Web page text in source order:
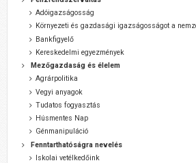
Adóigazságosság
Környezeti és gazdasági igazságosságot a
Bankfigyelő
Kereskedelmi egyezmények
Mezőgazdaság és élelem
Agrárpolitika
Vegyi anyagok
Tudatos fogyasztás
Húsmentes Nap
Génmanipuláció
Fenntarthatóságra nevelés
Iskolai vetélkedőink